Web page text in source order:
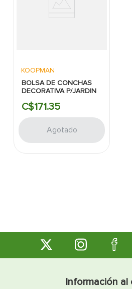
KOOPMAN
BOLSA DE CONCHAS
DECORATIVA P/JARDIN
C$171.35
Agotado
Información al